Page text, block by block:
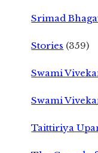
Srimad
Stories (359)
Swami
Swami
Taittiriya